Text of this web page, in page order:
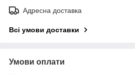
Адресна доставка
Всі умови доставки
Умови оплати